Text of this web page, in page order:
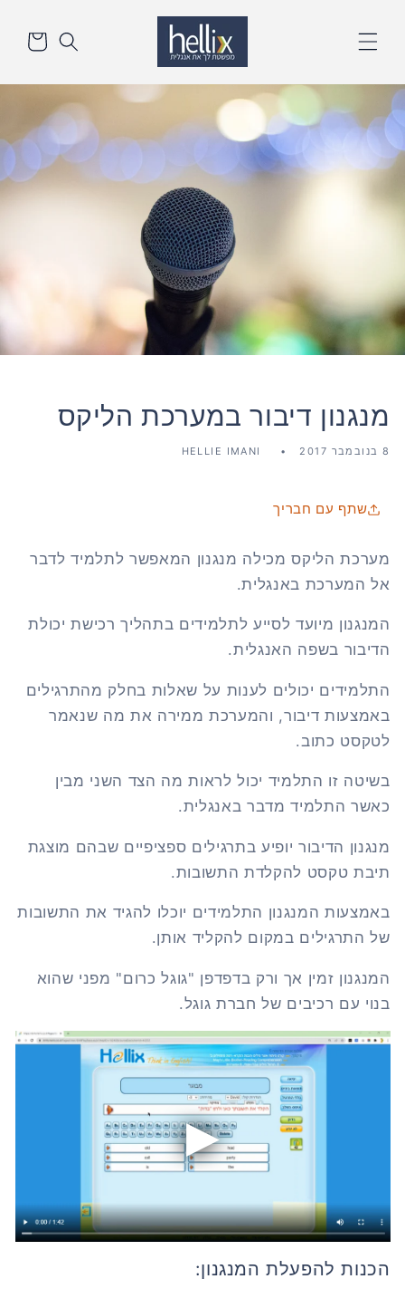
לתוכן
סל
הקניות
מנגנון דיבור במערכת הליקס
8 בנובמבר 2017 HELLIE IMANI
שתף עם חבריך
מערכת הליקס מכילה מנגנון המאפשר לתלמיד לדבר
אל המערכת באנגלית.
המנגנון מיועד לסייע לתלמידים בתהליך רכישת יכולת
הדיבור בשפה האנגלית.
התלמידים יכולים לענות על שאלות בחלק מהתרגילים
באמצעות דיבור, והמערכת ממירה את מה שנאמר
לטקסט כתוב.
בשיטה זו התלמיד יכול לראות מה הצד השני מבין
כאשר התלמיד מדבר באנגלית.
מנגנון הדיבור יופיע בתרגילים ספציפיים שבהם מוצגת
תיבת טקסט להקלדת התשובות.
באמצעות המנגנון התלמידים יוכלו להגיד את התשובות
של התרגילים במקום להקליד אותן.
המנגנון זמין אך ורק בדפדפן "גוגל כרום" מפני שהוא
בנוי עם רכיבים של חברת גוגל.
הכנות להפעלת המנגנון: